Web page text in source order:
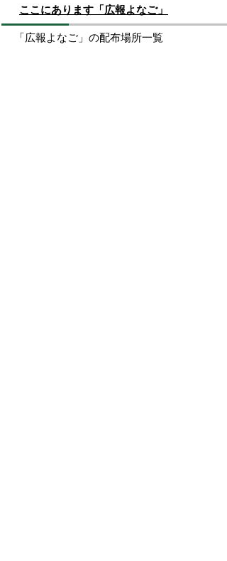
ここにあります「広報よなご」
「広報よなご」の配布場所一覧